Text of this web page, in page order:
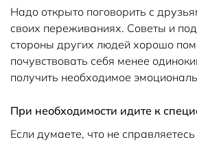
Надо открыто поговорить с
своих переживаниях. Советы и
стороны других людей хорошо
почувствовать себя менее
получить необходимое
При необходимости идите к
Если думаете, что не